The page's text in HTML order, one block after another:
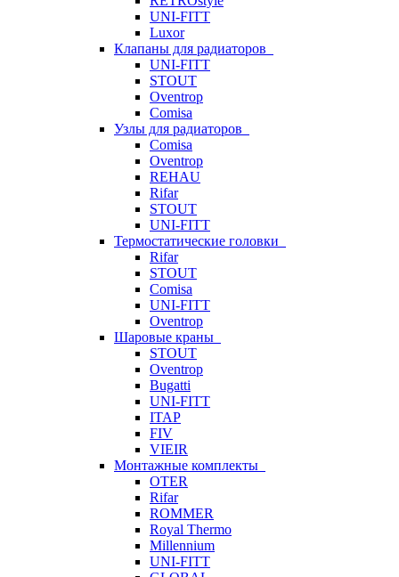
UNI-FITT
Luxor
Клапаны для радиаторов
UNI-FITT
STOUT
Oventrop
Comisa
Узлы для радиаторов
Comisa
Oventrop
REHAU
Rifar
STOUT
UNI-FITT
Термостатические головки
Rifar
STOUT
Comisa
UNI-FITT
Oventrop
Шаровые краны
STOUT
Oventrop
Bugatti
UNI-FITT
ITAP
FIV
VIEIR
Монтажные комплекты
OTER
Rifar
ROMMER
Royal Thermo
Millennium
UNI-FITT